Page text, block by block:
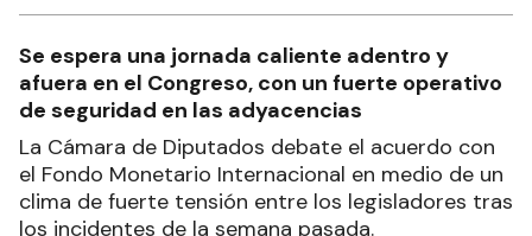
Se espera una jornada caliente adentro y
afuera en el Congreso, con un fuerte operativo
de seguridad en las adyacencias
La Cámara de Diputados debate el acuerdo con
el Fondo Monetario Internacional en medio de un
clima de fuerte tensión entre los legisladores tras
los incidentes de la semana pasada.